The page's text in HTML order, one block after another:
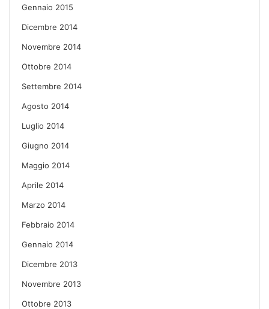
Gennaio 2015
Dicembre 2014
Novembre 2014
Ottobre 2014
Settembre 2014
Agosto 2014
Luglio 2014
Giugno 2014
Maggio 2014
Aprile 2014
Marzo 2014
Febbraio 2014
Gennaio 2014
Dicembre 2013
Novembre 2013
Ottobre 2013